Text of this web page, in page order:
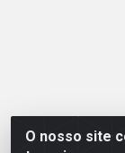
O nosso site
Linhavix